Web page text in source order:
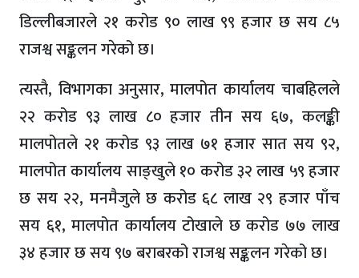
डिल्लीबजारले २१ करोड ९० लाख ९९ हजार छ सय ८५
राजश्व सङ्कलन गरेको छ।
त्यस्तै, विभागका अनुसार, मालपोत कार्यालय चाबहिलले
२२ करोड ९३ लाख ८० हजार तीन सय ६७, कलङ्की
मालपोतले २१ करोड ९३ लाख ७१ हजार सात सय ९२,
मालपोत कार्यालय साङ्खुले १० करोड ३२ लाख ५९ हजार
छ सय २२, मनमैजुले छ करोड ६८ लाख २९ हजार पाँच
सय ६१, मालपोत कार्यालय टोखाले छ करोड ७७ लाख
३४ हजार छ सय ९७ बराबरको राजश्व सङ्कलन गरेको छ।